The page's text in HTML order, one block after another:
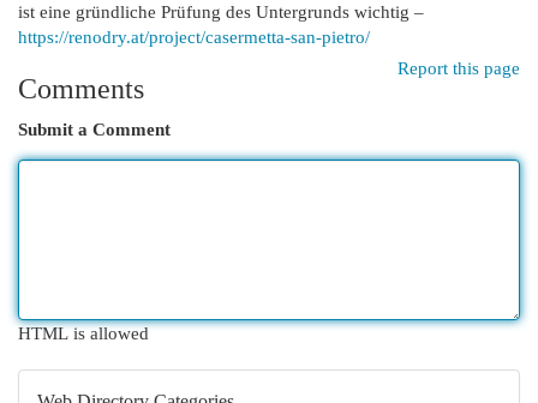
ist eine gründliche Prüfung des Untergrunds wichtig –
https://renodry.at/project/casermetta-san-pietro/
Report this page
Comments
Submit a Comment
HTML is allowed